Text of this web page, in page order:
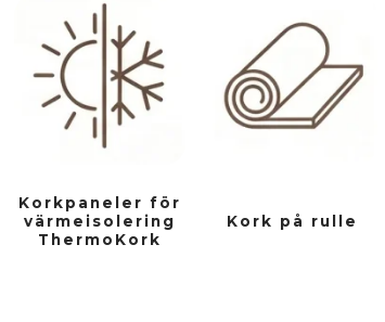
Korkpaneler för
värmeisolering
ThermoKork
Kork på rulle